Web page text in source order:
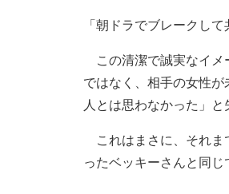
「朝ドラでブレークし
この清潔で誠実なイメ
ではなく、相手の女性
人とは思わなかった」
これはまさに、それま
ったベッキーさんと同じ